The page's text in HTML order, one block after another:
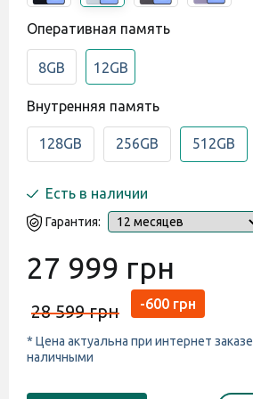
Оперативная память
8GB 12GB
Внутренняя память
128GB 256GB 512GB
Есть в наличии
Гарантия:
27 999 грн
28 599 грн -600 грн
* Цена актуальна при интернет
наличными